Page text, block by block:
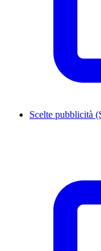
Scelte pubblicità